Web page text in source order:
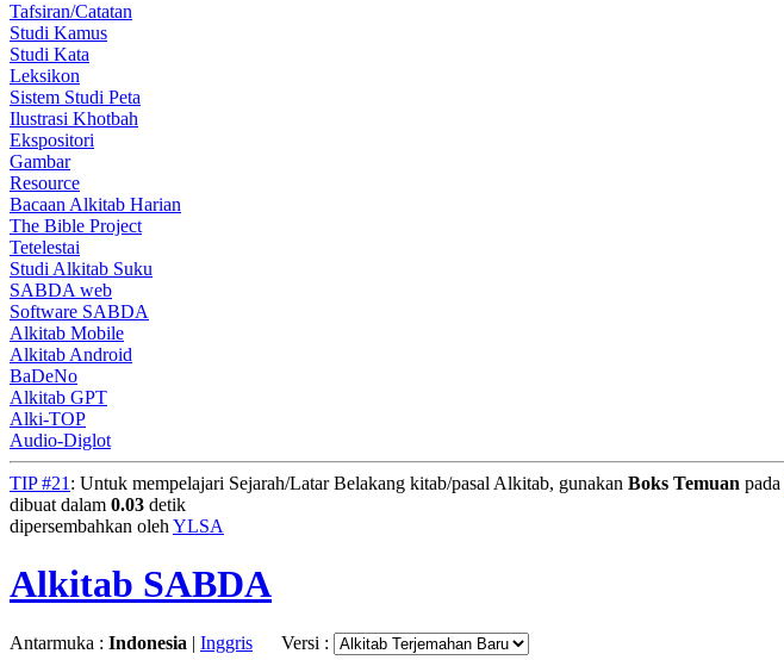
Tafsiran/Catatan
Studi Kamus
Studi Kata
Leksikon
Sistem Studi Peta
Ilustrasi Khotbah
Ekspositori
Gambar
Resource
Bacaan Alkitab Harian
The Bible Project
Tetelestai
Studi Alkitab Suku
SABDA web
Software SABDA
Alkitab Mobile
Alkitab Android
BaDeNo
Alkitab GPT
Alki-TOP
Audio-Diglot
TIP #21 : Untuk mempelajari Sejarah/Latar Belakang kitab/pasal Alkitab, gunakan Boks Temuan pada
dibuat dalam 0.03 detik
dipersembahkan oleh YLSA
Alkitab SABDA
Antarmuka : Indonesia | Inggris Versi :